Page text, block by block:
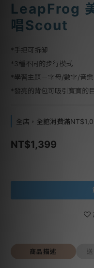
LeapFrog
唱Scout
*手把可拆缷
*3種不同的步行模式
*學習主題－字母/數字/音樂
*發亮的背包可吸引寶寶的
全店，全館消費滿
NT$1,399
商品描述